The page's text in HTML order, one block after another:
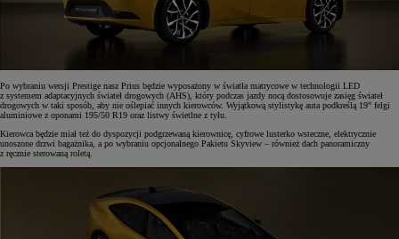
Po wybraniu wersji Prestige nasz Prius będzie wyposażony w światła matrycowe w technologii LED
z systemem adaptacyjnych świateł drogowych (AHS), który podczas jazdy nocą dostosowuje zasięg świateł
drogowych w taki sposób, aby nie oślepiać innych kierowców. Wyjątkową stylistykę auta podkreślą 19" felgi
aluminiowe z oponami 195/50 R19 oraz listwy świetlne z tyłu.
Kierowca będzie miał też do dyspozycji podgrzewaną kierownicę, cyfrowe lusterko wsteczne, elektrycznie
unoszone drzwi bagażnika, a po wybraniu opcjonalnego Pakietu Skyview – również dach panoramiczny
z ręcznie sterowaną roletą.